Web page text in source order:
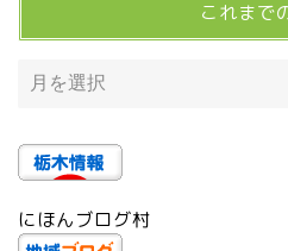
これまで
にほんブログ村
宇